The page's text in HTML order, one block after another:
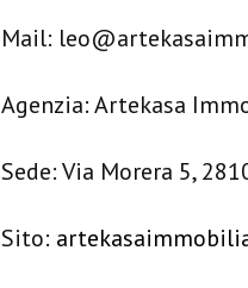
Mail:
Agenzia: Artekasa
Sede: Via Morera 5,
Sito: